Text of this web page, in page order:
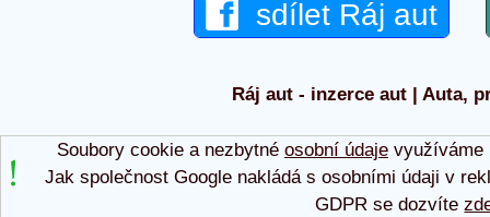
sdílet Ráj aut
Ráj aut - inzerce aut | Auta,
Soubory cookie a nezbytné osobní údajevyužíváme
Jak společnost Google nakládá s osobními údaji v
GDPR se dozvíte